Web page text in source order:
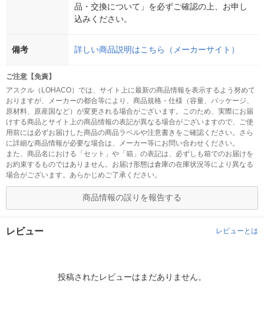
品・交換について」を必ずご確認の上、お申し
込みください。
備考 詳しい商品説明はこちら（メーカーサイト）
ご注意【免責】
アスクル（LOHACO）では、サイト上に最新の商品情報を表示するよう努めて
おりますが、メーカーの都合等により、商品規格・仕様（容量、パッケージ、
原材料、原産国など）が変更される場合がございます。このため、実際にお届
けする商品とサイト上の商品情報の表記が異なる場合がございますので、ご使
用前には必ずお届けした商品の商品ラベルや注意書きをご確認ください。さら
に詳細な商品情報が必要な場合は、メーカー等にお問い合わせください。
また、商品名における「セット」や「箱」の表記は、必ずしも箱でのお届けを
お約束するものではありません。お届け形態は倉庫の在庫状況等により異なる
場合がございます。あらかじめご了承ください。
商品情報の誤りを報告する
レビュー レビューとは
投稿されたレビューはまだありません。